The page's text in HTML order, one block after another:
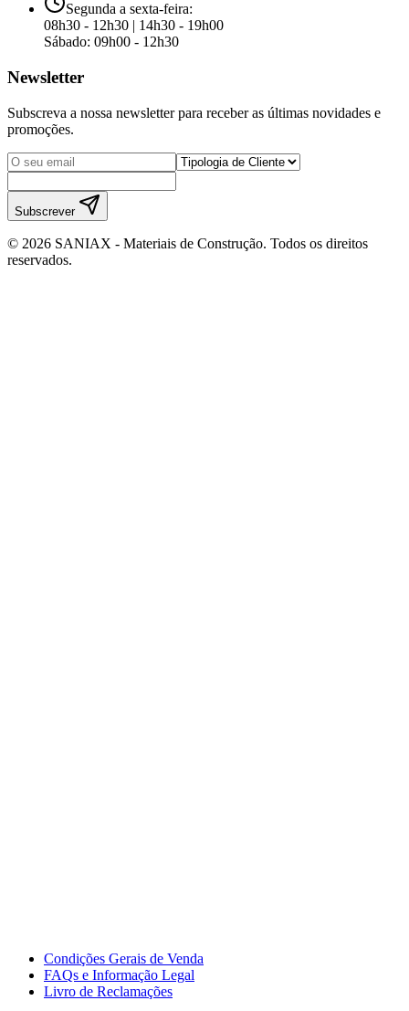
Segunda a sexta-feira:
08h30 - 12h30 | 14h30 - 19h00
Sábado: 09h00 - 12h30
Newsletter
Subscreva a nossa newsletter para receber as últimas novidades e
promoções.
Subscrever
© 2026 SANIAX - Materiais de Construção. Todos os direitos
reservados.
Condições Gerais de Venda
FAQs e Informação Legal
Livro de Reclamações